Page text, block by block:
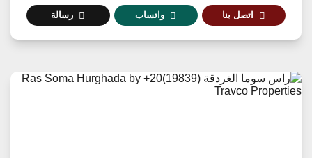
اتصل بنا واتساب رسالة